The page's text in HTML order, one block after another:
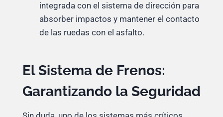
integrada con el sistema de dirección para
absorber impactos y mantener el contacto
de las ruedas con el asfalto.
El Sistema de Frenos:
Garantizando la Seguridad